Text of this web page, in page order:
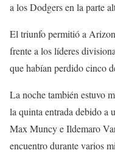
a los Dodgers en la parte
El triunfo permitió a
frente a los líderes
que habían perdido cinco
La noche también estuvo
la quinta entrada debido a
Max Muncy e Ildemaro
encuentro durante varios